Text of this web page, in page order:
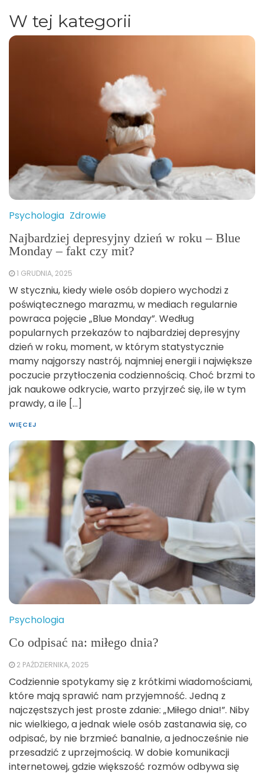
W tej kategorii
Psychologia Zdrowie
Najbardziej depresyjny dzień w roku – Blue
Monday – fakt czy mit?
1 GRUDNIA, 2025
W styczniu, kiedy wiele osób dopiero wychodzi z
poświątecznego marazmu, w mediach regularnie
powraca pojęcie „Blue Monday”. Według
popularnych przekazów to najbardziej depresyjny
dzień w roku, moment, w którym statystycznie
mamy najgorszy nastrój, najmniej energii i największe
poczucie przytłoczenia codziennością. Choć brzmi to
jak naukowe odkrycie, warto przyjrzeć się, ile w tym
prawdy, a ile […]
WIĘCEJ
Psychologia
Co odpisać na: miłego dnia?
2 PAŹDZIERNIKA, 2025
Codziennie spotykamy się z krótkimi wiadomościami,
które mają sprawić nam przyjemność. Jedną z
najczęstszych jest proste zdanie: „Miłego dnia!”. Niby
nic wielkiego, a jednak wiele osób zastanawia się, co
odpisać, by nie brzmieć banalnie, a jednocześnie nie
przesadzić z uprzejmością. W dobie komunikacji
internetowej, gdzie większość rozmów odbywa się